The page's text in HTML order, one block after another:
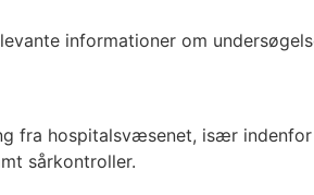
informationer om
fra hospitalsvæsenet, især
sårkontroller.